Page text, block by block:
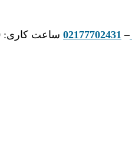
–
02177702431 ساعت کاری: